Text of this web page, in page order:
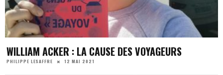
WILLIAM ACKER : LA CAUSE DES VOYAGEURS
PHILIPPE LESAFFRE 12 MAI 2021